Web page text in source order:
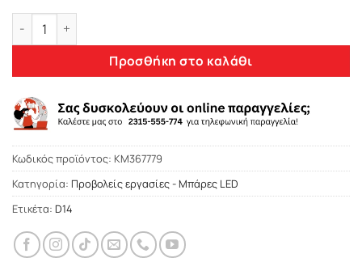
Προβολέας εργασίας LED SPOT με 4*LED 10-30V, 40W
Προσθήκη στο καλάθι
Κωδικός προϊόντος: KM367779
Κατηγορία: Προβολείς εργασίες - Μπάρες LED
Ετικέτα: D14